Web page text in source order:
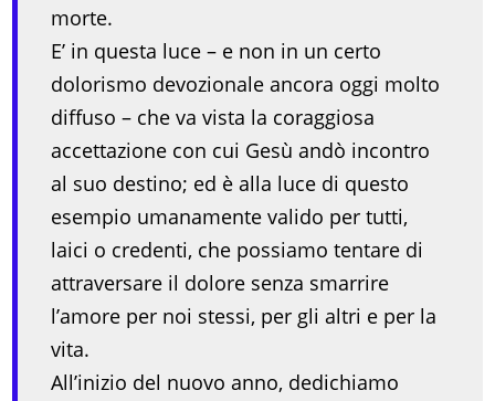
morte.
E’ in questa luce – e non in un certo
dolorismo devozionale ancora oggi molto
diffuso – che va vista la coraggiosa
accettazione con cui Gesù andò incontro
al suo destino; ed è alla luce di questo
esempio umanamente valido per tutti,
laici o credenti, che possiamo tentare di
attraversare il dolore senza smarrire
l’amore per noi stessi, per gli altri e per la
vita.
All’inizio del nuovo anno, dedichiamo